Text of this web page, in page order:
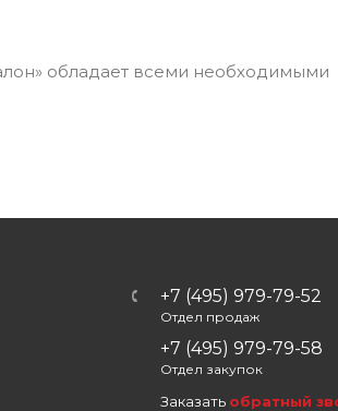
обладает всеми необходимыми
+7 (495) 979-79-52
Отдел продаж
+7 (495) 979-79-58
Отдел закупок
Заказать обратный